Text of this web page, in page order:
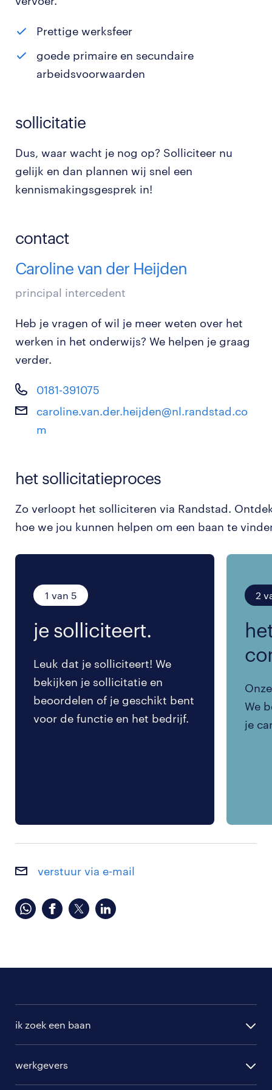
Prettige werksfeer
goede primaire en secundaire
arbeidsvoorwaarden
sollicitatie
Dus, waar wacht je nog op? Solliciteer nu
gelijk en dan plannen wij snel een
kennismakingsgesprek in!
contact
Caroline van der Heijden
principal intercedent
Heb je vragen of wil je meer weten over het
werken in het onderwijs? We helpen je graag
verder.
0181-391075
caroline.van.der.heijden@nl.randstad.co
m
het sollicitatieproces
Zo verloopt het solliciteren via Randstad.
hoe we jou kunnen helpen om een baan te
1 van 5
je solliciteert.
Leuk dat je solliciteert! We
bekijken je sollicitatie en
beoordelen of je geschikt bent
voor de functie en het bedrijf.
2
We
je
verstuur via e-mail
ik zoek een baan
werkgevers